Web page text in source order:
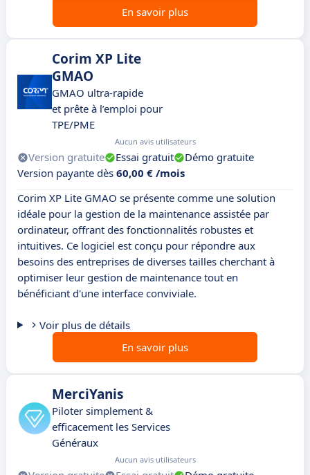
En savoir plus
Corim XP Lite
GMAO
GMAO ultra-rapide
et prête à l’emploi pour
TPE/PME
Aucun avis utilisateurs
Version gratuite Essai gratuit
Démo gratuite
Version payante dès 60,00 € /mois
Corim XP Lite GMAO se présente comme une solution
idéale pour la gestion de la maintenance assistée par
ordinateur, offrant des fonctionnalités robustes et
intuitives. Ce logiciel est conçu pour répondre aux
besoins des entreprises de diverses tailles cherchant à
optimiser leur gestion de maintenance tout en
bénéficiant d'une interface conviviale.
Voir plus de détails
En savoir plus
MerciYanis
Piloter simplement &
efficacement les Services
Généraux
Aucun avis utilisateurs